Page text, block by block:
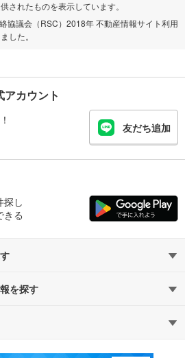
されたものを表示しています。
協議会（RSC）2018年 不動産情報サイト利用
した。
カウント
友だち追加
探し
きる
を探す